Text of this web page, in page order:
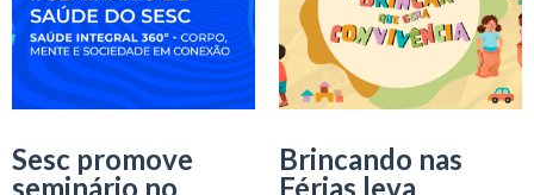
Sesc promove
seminário no
Brincando nas
Férias leva